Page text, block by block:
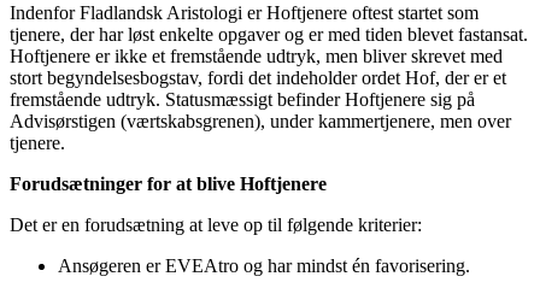
Indenfor Fladlandsk Aristologi er Hoftjenere oftest startet som
tjenere, der har løst enkelte opgaver og er med tiden blevet fastansat.
Hoftjenere er ikke et fremstående udtryk, men bliver skrevet med
stort begyndelsesbogstav, fordi det indeholder ordet Hof, der er et
fremstående udtryk. Statusmæssigt befinder Hoftjenere sig på
Advisørstigen (værtskabsgrenen), under kammertjenere, men over
tjenere.
Forudsætninger for at blive Hoftjenere
Det er en forudsætning at leve op til følgende kriterier:
Ansøgeren er EVEAtro og har mindst én favorisering.